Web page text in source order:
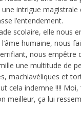
une intrigue
l’entendement.
scolaire, elle nous
humaine, nous
nous empêtre
une multitude de
machiavéliques et
cela indemne !!!! Moi,
meilleur, ça lui